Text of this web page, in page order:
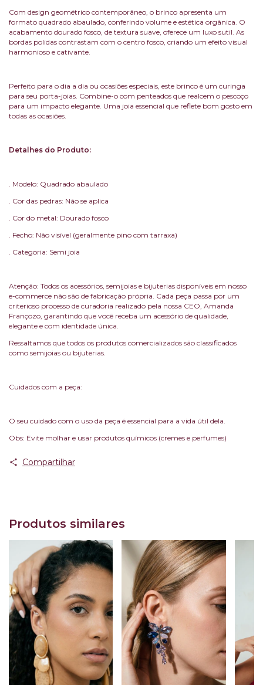
Com design geométrico contemporâneo, o brinco apresenta um
formato quadrado abaulado, conferindo volume e estética orgânica. O
acabamento dourado fosco, de textura suave, oferece um luxo sutil. As
bordas polidas contrastam com o centro fosco, criando um efeito visual
harmonioso e cativante.
Perfeito para o dia a dia ou ocasiões especiais, este brinco é um curinga
para seu porta-joias. Combine-o com penteados que realcem o pescoço
para um impacto elegante. Uma joia essencial que reflete bom gosto em
todas as ocasiões.
Detalhes do Produto:
. Modelo: Quadrado abaulado
. Cor das pedras: Não se aplica
. Cor do metal: Dourado fosco
. Fecho: Não visível (geralmente pino com tarraxa)
. Categoria: Semi joia
Atenção: Todos os acessórios, semijoias e bijuterias disponíveis em nosso
e-commerce não são de fabricação própria. Cada peça passa por um
criterioso processo de curadoria realizado pela nossa CEO, Amanda
Françozo, garantindo que você receba um acessório de qualidade,
elegante e com identidade única.
Ressaltamos que todos os produtos comercializados são classificados
como semijoias ou bijuterias.
Cuidados com a peça:
O seu cuidado com o uso da peça é essencial para a vida útil dela.
Obs: Evite molhar e usar produtos químicos (cremes e perfumes)
Compartilhar
Produtos similares